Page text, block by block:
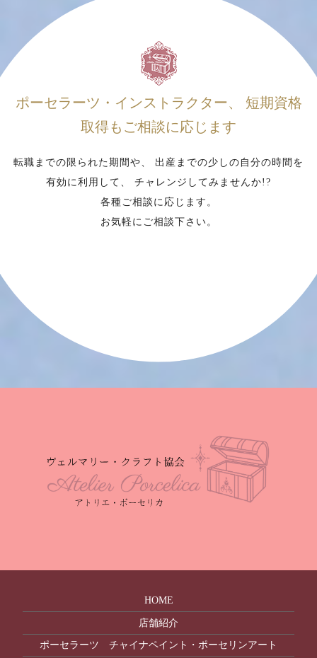
ポーセラーツ・インストラクター、
短期資格
取得もご相談に応じます
転職までの限られた期間や、
出産までの少しの自分の時間を
有効に利用して、
チャレンジしてみませんか!?
各種ご相談に応じます。
お気軽にご相談下さい。
HOME
店舗紹介
ポーセラーツ チャイナペイント・ポーセリンアート